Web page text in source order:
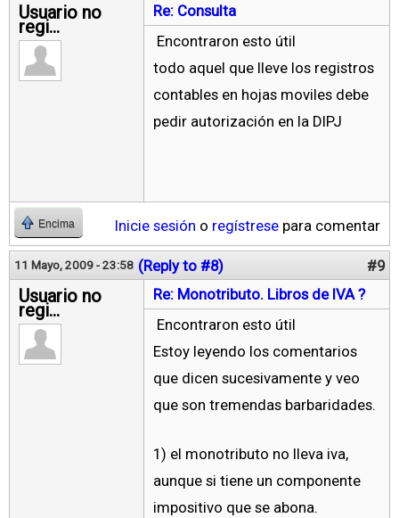
Usuario no
regi...
Re: Consulta
Encontraron esto útil
todo aquel que lleve los registros
contables en hojas moviles debe
pedir autorización en la DIPJ
Encima Inicie sesión o regístrese para comentar
11 Mayo, 2009 - 23:58 (Reply to #8) #9
Usuario no
regi...
Re: Monotributo. Libros de IVA ?
Encontraron esto útil
Estoy leyendo los comentarios
que dicen sucesivamente y veo
que son tremendas barbaridades.
1) el monotributo no lleva iva,
aunque si tiene un componente
impositivo que se abona.